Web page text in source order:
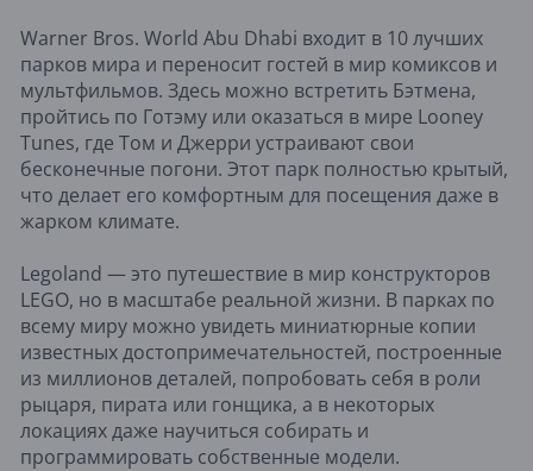
Warner Bros. World Abu Dhabi входит в 10 лучших
парков мира и переносит гостей в мир комиксов и
мультфильмов. Здесь можно встретить Бэтмена,
пройтись по Готэму или оказаться в мире Looney
Tunes, где Том и Джерри устраивают свои
бесконечные погони. Этот парк полностью крытый,
что делает его комфортным для посещения даже в
жарком климате.
Legoland — это путешествие в мир конструкторов
LEGO, но в масштабе реальной жизни. В парках по
всему миру можно увидеть миниатюрные копии
известных достопримечательностей, построенные
из миллионов деталей, попробовать себя в роли
рыцаря, пирата или гонщика, а в некоторых
локациях даже научиться собирать и
программировать собственные модели.